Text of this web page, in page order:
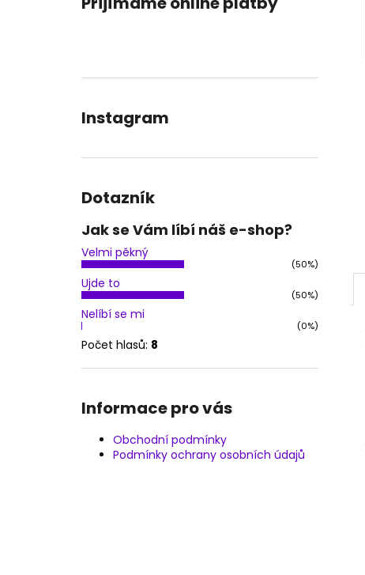
Instagram
Dotazník
Jak se Vám líbí náš e-shop?
Velmi pěkný
(50%)
Ujde to
(50%)
Nelíbí se mi
(0%)
Počet hlasů: 8
Informace pro vás
Obchodní podmínky
Podmínky ochrany osobních údajů
OBLEČENÍ NA POLE DANCE - KOSTÝM
JESSIKA